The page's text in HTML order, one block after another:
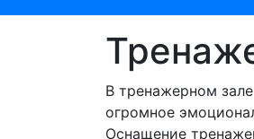
В тренажерном
огромное
Оснащение